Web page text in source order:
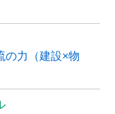
の力（建設×物